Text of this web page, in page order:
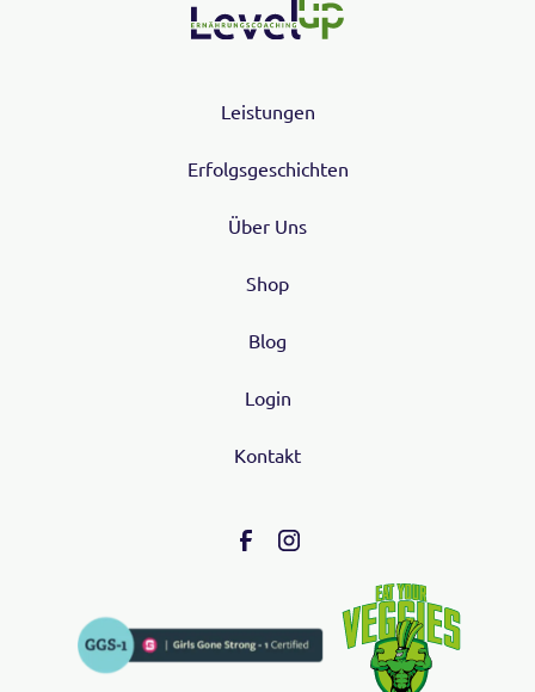
Leistungen
Erfolgsgeschichten
Über Uns
Shop
Blog
Login
Kontakt